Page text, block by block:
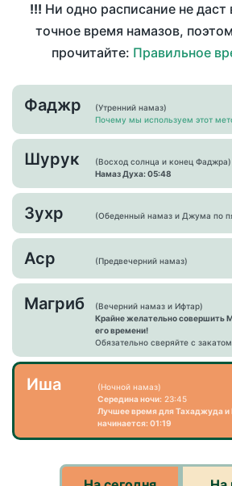
!!! Ни одно расписание не даст
точное время намазов,
прочитайте: Правильное
Фаджр
(Утренний намаз)
Почему мы используем этот
Шурук
(Восход солнца и конец Фаджра)
Намаз Духа: 05:48
Зухр (Обеденный намаз и Джума по
Аср (Предвечерний намаз)
Магриб
(Вечерний намаз и Ифтар)
Крайне желательно совершить
его времени!
Обязательно сверяйте с
Иша
(Ночной намаз)
Середина ночи: 23:45
Лучшее время для Тахаджуда и
начинается: 01:19